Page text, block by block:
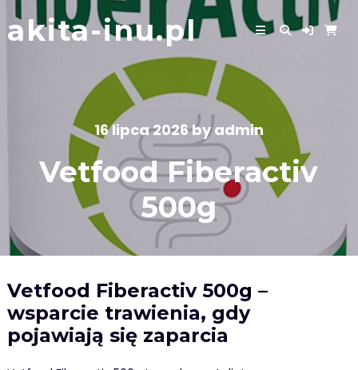
to
content
akita-inu.pl
16 lipca 2026byadmin
Vetfood Fiberactiv
500g
Vetfood Fiberactiv 500g –
wsparcie trawienia, gdy
pojawiają się zaparcia